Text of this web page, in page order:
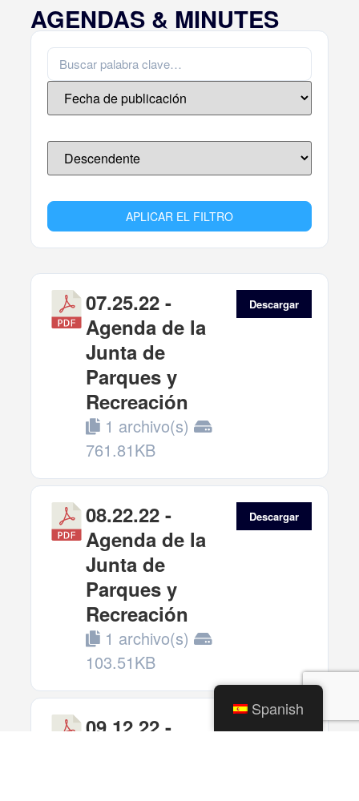
AGENDAS & MINUTES
APLICAR EL FILTRO
07.25.22 -
Agenda de la
Junta de
Parques y
Recreación
1 archivo(s)
761.81KB
Descargar
08.22.22 -
Agenda de la
Junta de
Parques y
Recreación
1 archivo(s)
103.51KB
Descargar
09.12.22 -
Descargar
Spanish